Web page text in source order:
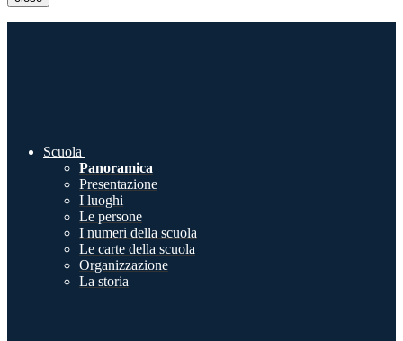
Scuola
Panoramica
Presentazione
I luoghi
Le persone
I numeri della scuola
Le carte della scuola
Organizzazione
La storia